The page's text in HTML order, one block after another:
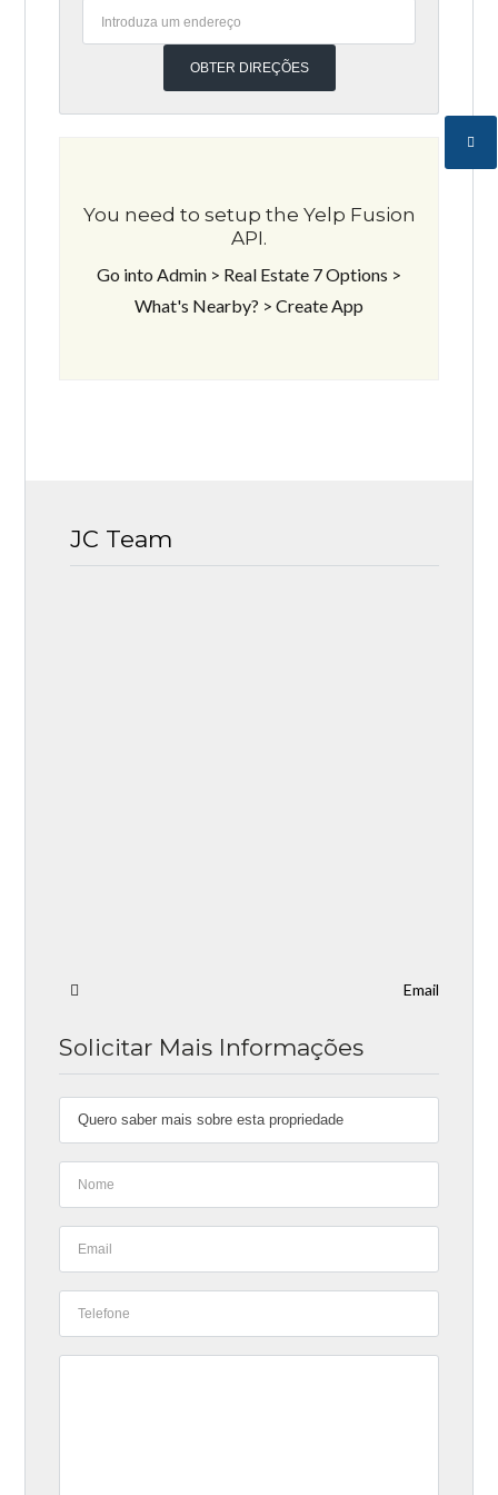
You need to setup the Yelp Fusion
API.
Go into Admin > Real Estate 7 Options >
What's Nearby? > Create App
JC Team
Email
Solicitar Mais Informações